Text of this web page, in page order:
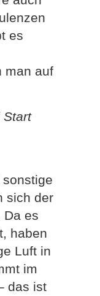
es
man auf
Start
sich der
Da es
haben
Luft in
im
das ist